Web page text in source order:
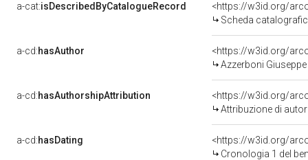
a-cat:isDescribedByCatalogueRecord
<https://w3id.org/
Scheda
a-cd:hasAuthor
<https://w3id.org/
Azzerboni
a-cd:hasAuthorshipAttribution
<https://w3id.org/
Attribuzione di
a-cd:hasDating
<https://w3id.org/
Cronologia 1 del